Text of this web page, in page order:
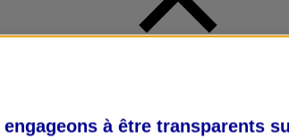
engageons à être transparents